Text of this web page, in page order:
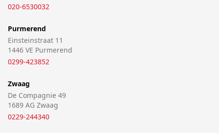
020-6530032
Purmerend
Einsteinstraat 11
1446 VE Purmerend
0299-423852
Zwaag
De Compagnie 49
1689 AG Zwaag
0229-244340